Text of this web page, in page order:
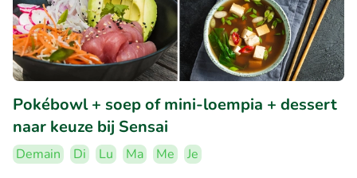
Pokébowl + soep of mini-loempia + dessert
naar keuze bij Sensai
Demain Di Lu Ma Me
Je